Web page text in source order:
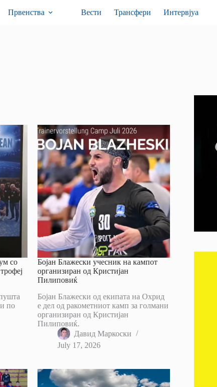
Првенства Вести Трансфери Интервјуа
со
по
Бојан Блажески учесник на кампот
организиран од Кристијан
Пилиповиќ
Бојан Блажески од екипата на Охрид
е дел од ракометниот камп за голмани
организиран од Кристијан
Пилиповиќ.
Давид Маркоски
July 17, 2026